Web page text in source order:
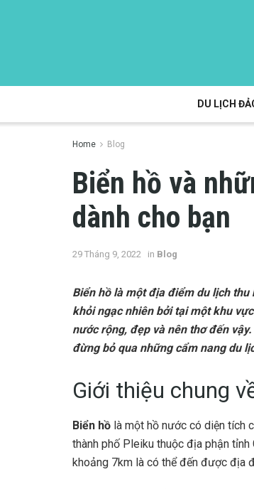
DU LỊCH
Home Blog
Biển hồ và
dành cho bạn
29 Tháng 9, 2022 in Blog
Biển hồ là một địa điểm du lịch
khỏi ngạc nhiên bởi tại một khu
nước rộng, đẹp và nên thơ đến
đừng bỏ qua những cẩm nang du
Giới thiệu chung
Biển hồ là một hồ nước có diện tích
thành phố Pleiku thuộc địa phận tỉnh
khoảng 7km là có thể đến được địa